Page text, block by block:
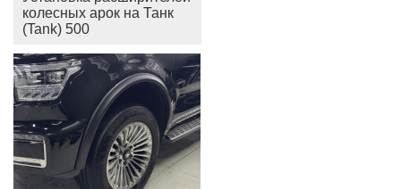
колесных арок на Танк
(Tank) 500